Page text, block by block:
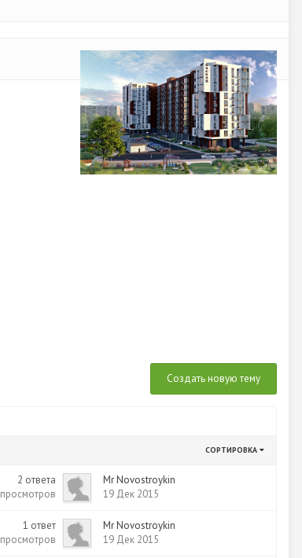
Создать новую тему
СОРТИРОВКА
2 ответа
просмотров
Mr Novostroykin
19 Дек 2015
1 ответ
просмотров
Mr Novostroykin
19 Дек 2015